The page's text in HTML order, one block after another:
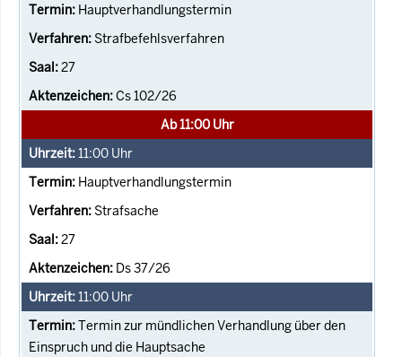
Hauptverhandlungstermin
Strafbefehlsverfahren
27
Cs 102/26
Ab 11:00 Uhr
11:00 Uhr
Hauptverhandlungstermin
Strafsache
27
Ds 37/26
11:00 Uhr
Termin zur mündlichen Verhandlung über den
Einspruch und die Hauptsache